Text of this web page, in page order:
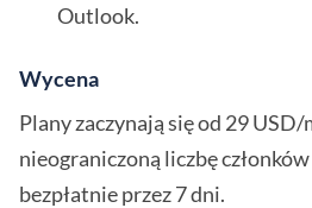
Outlook.
Wycena
Plany zaczynają się od 29
nieograniczoną liczbę
bezpłatnie przez 7 dni.